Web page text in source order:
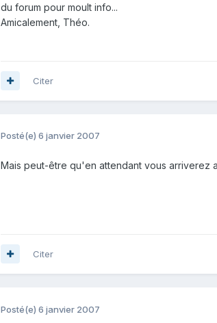
du forum pour moult info...
Amicalement, Théo.
Citer
Posté(e) 6 janvier 2007
Mais peut-être qu'en attendant vous arriverez
Citer
Posté(e) 6 janvier 2007